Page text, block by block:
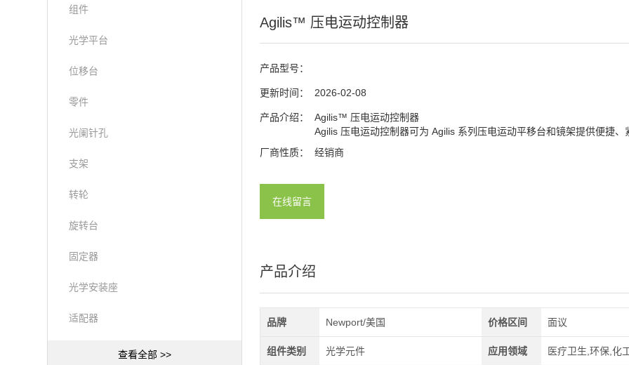
组件
光学平台
位移台
零件
光阑针孔
支架
转轮
旋转台
固定器
光学安装座
适配器
查看全部 >>
Agilis™ 压电运动控制器
产品型号：
更新时间： 2026-02-08
产品介绍：
Agilis™ 压电运动控制器
Agilis 压电运动控制器可为 Agilis 系列压电运动平移台和镜架提供便捷、
厂商性质：
经销商
在线留言
产品介绍
品牌 Newport/美国 价格区间 面议
组件类别 光学元件 应用领域 医疗卫生,环保,化